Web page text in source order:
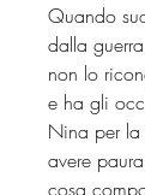
Quando
dalla
non lo
e ha gli
Nina per la
avere
cosa